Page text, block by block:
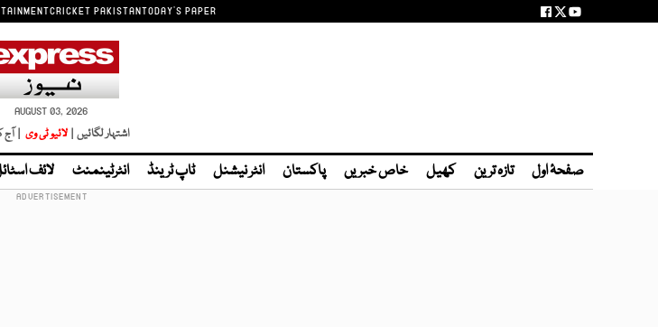
CRICKET PAKISTANTODAY'S PAPER
AUGUST 03, 2026
اشتہار لگائیں | لائیو ٹی وی | آج
صفحۂ اول تازہ ترین کھیل خاص خبریں پاکستان انٹر نیشنل ٹاپ ٹرینڈ انٹرٹینمنٹ لائف